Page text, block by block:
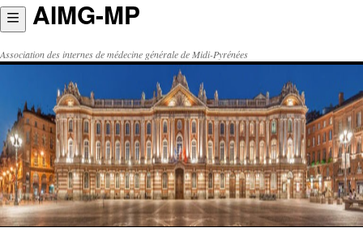
Aller
au
contenu
AIMG-MP
Association des internes de médecine générale de Midi-Pyrénées